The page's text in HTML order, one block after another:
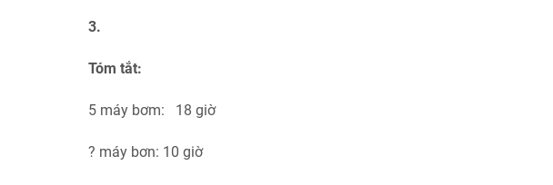
3.
Tóm tắt:
5 máy bơm: 18 giờ
? máy bơn: 10 giờ